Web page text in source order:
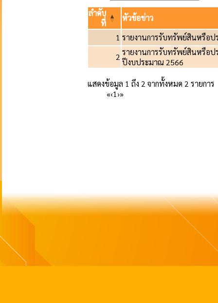
ลำดับ
ที่
หัวข้อข่าว
1 รายงานการรับทรัพย์สินหรือป
2 รายงานการรับทรัพย์สินหรือป
ปีงบประมาณ 2566
แสดงข้อมูล 1 ถึง 2 จากทั้งหมด 2 รายการ
«‹1›»